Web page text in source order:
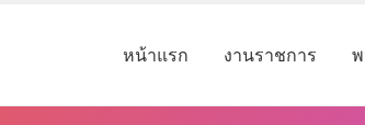
หน้าแรก งานราชการ